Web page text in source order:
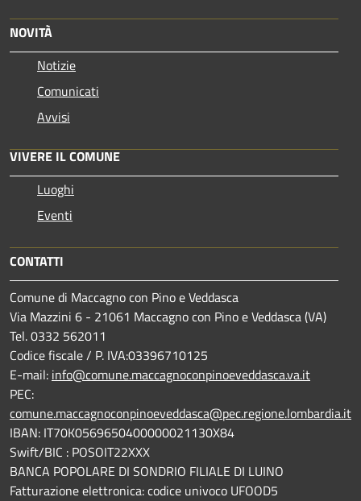
NOVITÀ
Notizie
Comunicati
Avvisi
VIVERE IL COMUNE
Luoghi
Eventi
CONTATTI
Comune di Maccagno con Pino e Veddasca
Via Mazzini 6 - 21061 Maccagno con Pino e Veddasca (VA)
Tel. 0332 562011
Codice fiscale / P. IVA:03396710125
E-mail: info@comune.maccagnoconpinoeveddasca.va.it
PEC:
comune.maccagnoconpinoeveddasca@pec.regione.lombardia.it
IBAN: IT70K0569650400000021130X84
Swift/BIC : POSOIT22XXX
BANCA POPOLARE DI SONDRIO FILIALE DI LUINO
Fatturazione elettronica: codice univoco UFOOD5